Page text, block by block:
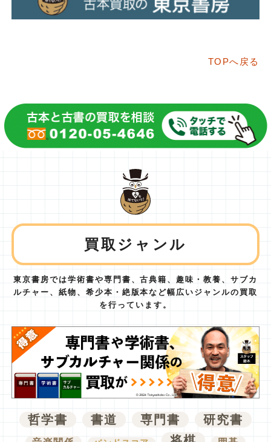
TOPへ戻る
買取ジャンル
東京書房では学術書や専門書、古典籍、趣味・教養、サブカ
ルチャー、紙物、 希少本・絶版本など幅広いジャンルの買取
を行っています。
哲学書 書道 専門書 研究書